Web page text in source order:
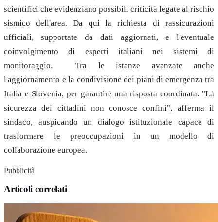
scientifici che evidenziano possibili criticità legate al rischio
sismico dell'area. Da qui la richiesta di rassicurazioni
ufficiali, supportate da dati aggiornati, e l'eventuale
coinvolgimento di esperti italiani nei sistemi di
monitoraggio. Tra le istanze avanzate anche
l'aggiornamento e la condivisione dei piani di emergenza tra
Italia e Slovenia, per garantire una risposta coordinata. "La
sicurezza dei cittadini non conosce confini", afferma il
sindaco, auspicando un dialogo istituzionale capace di
trasformare le preoccupazioni in un modello di
collaborazione europea.
Pubblicità
Articoli correlati